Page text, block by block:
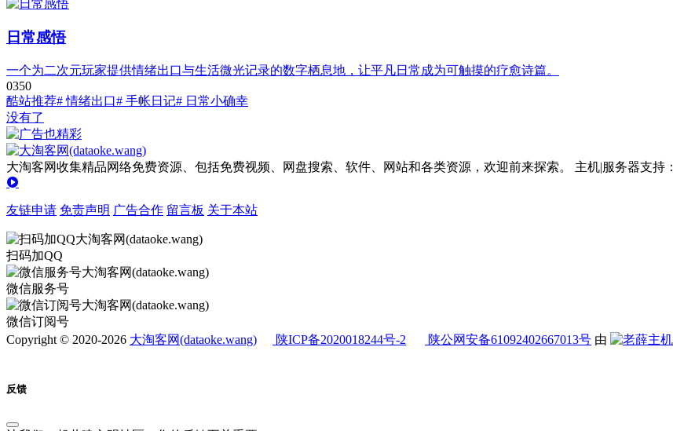
日常感悟
一个为二次元玩家提供情绪出口与生活微光记录的数字栖息地，让平凡日常成为可触摸的疗愈诗篇。
0350
酷站推荐# 情绪出口# 手帐日记# 日常小确幸
没有了
大淘客网收集精品网络免费资源、包括免费视频、网盘搜索、软件、网站和各类资源，欢迎前来探索。 主机|服务器支持：
友链申请 免责声明 广告合作 留言板 关于本站
扫码加QQ
微信服务号
微信订阅号
Copyright © 2020-2026 大淘客网(dataoke.wang) 陕ICP备2020018244号-2 陕公网安备61092402667013号 由
反馈